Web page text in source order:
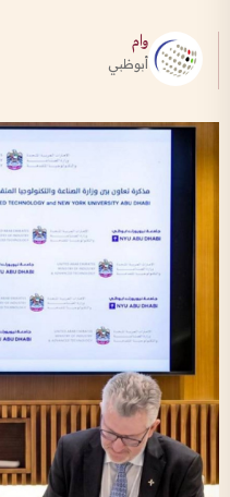
وام
أبوظبي